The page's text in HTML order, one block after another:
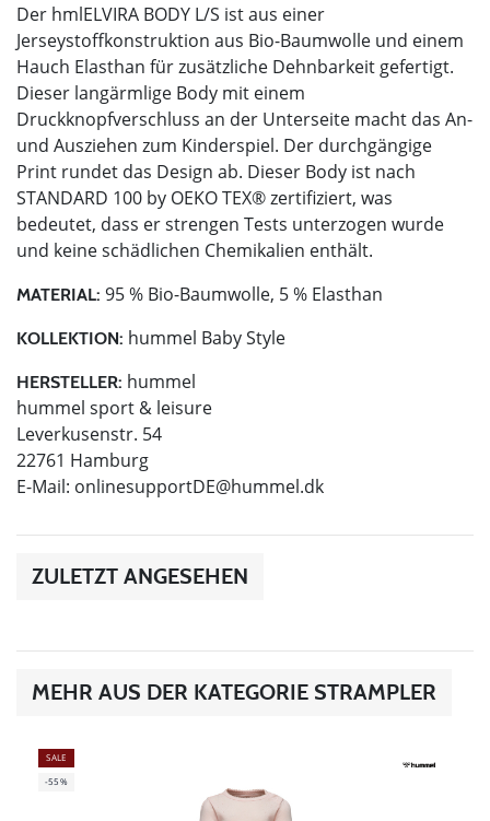
Der hmlELVIRA BODY L/S ist aus einer
Jerseystoffkonstruktion aus Bio-Baumwolle und einem
Hauch Elasthan für zusätzliche Dehnbarkeit gefertigt.
Dieser langärmlige Body mit einem
Druckknopfverschluss an der Unterseite macht das An-
und Ausziehen zum Kinderspiel. Der durchgängige
Print rundet das Design ab. Dieser Body ist nach
STANDARD 100 by OEKO TEX® zertifiziert, was
bedeutet, dass er strengen Tests unterzogen wurde
und keine schädlichen Chemikalien enthält.
MATERIAL: 95 % Bio-Baumwolle, 5 % Elasthan
KOLLEKTION: hummel Baby Style
HERSTELLER: hummel
hummel sport & leisure
Leverkusenstr. 54
22761 Hamburg
E-Mail: onlinesupportDE@hummel.dk
ZULETZT ANGESEHEN
MEHR AUS DER KATEGORIE STRAMPLER
SALE
-55%